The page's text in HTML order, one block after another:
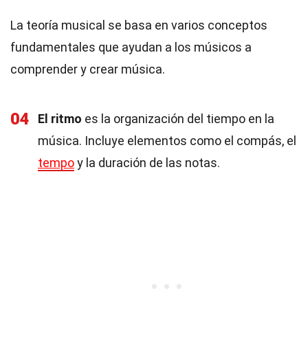
La teoría musical se basa en varios conceptos
fundamentales que ayudan a los músicos a
comprender y crear música.
04 El ritmo es la organización del tiempo en la
música. Incluye elementos como el compás, el
tempoy la duración de las notas.